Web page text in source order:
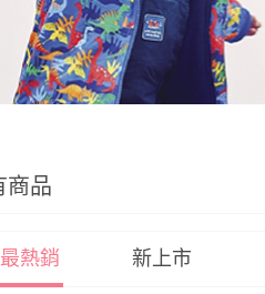
商品
最熱銷 新上市